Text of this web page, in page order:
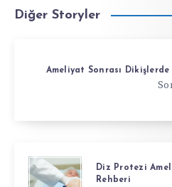
Diğer Storyler
Ameliyat Sonrası
Diz Protezi
Rehberi